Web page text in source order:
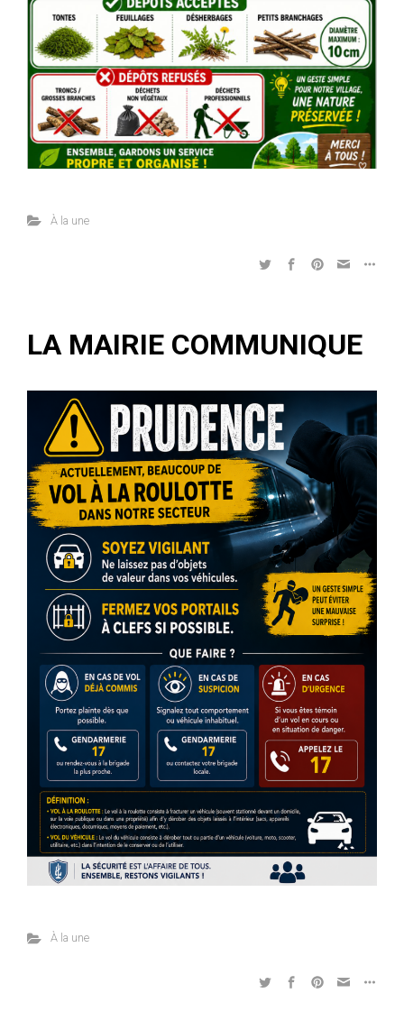
À la une
LA MAIRIE COMMUNIQUE
À la une